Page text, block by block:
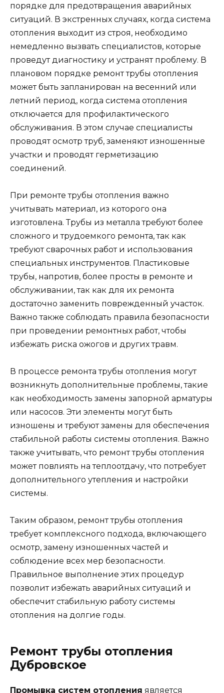
порядке для предотвращения аварийных
ситуаций. В экстренных случаях, когда система
отопления выходит из строя, необходимо
немедленно вызвать специалистов, которые
проведут диагностику и устранят проблему. В
плановом порядке ремонт трубы отопления
может быть запланирован на весенний или
летний период, когда система отопления
отключается для профилактического
обслуживания. В этом случае специалисты
проводят осмотр труб, заменяют изношенные
участки и проводят герметизацию
соединений.
При ремонте трубы отопления важно
учитывать материал, из которого она
изготовлена. Трубы из металла требуют более
сложного и трудоемкого ремонта, так как
требуют сварочных работ и использования
специальных инструментов. Пластиковые
трубы, напротив, более просты в ремонте и
обслуживании, так как для их ремонта
достаточно заменить поврежденный участок.
Важно также соблюдать правила безопасности
при проведении ремонтных работ, чтобы
избежать риска ожогов и других травм.
В процессе ремонта трубы отопления могут
возникнуть дополнительные проблемы, такие
как необходимость замены запорной арматуры
или насосов. Эти элементы могут быть
изношены и требуют замены для обеспечения
стабильной работы системы отопления. Важно
также учитывать, что ремонт трубы отопления
может повлиять на теплоотдачу, что потребует
дополнительного утепления и настройки
системы.
Таким образом, ремонт трубы отопления
требует комплексного подхода, включающего
осмотр, замену изношенных частей и
соблюдение всех мер безопасности.
Правильное выполнение этих процедур
позволит избежать аварийных ситуаций и
обеспечит стабильную работу системы
отопления на долгие годы.
Ремонт трубы отопления
Дубровское
Промывка систем отопления является